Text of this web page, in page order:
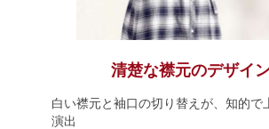
清楚な襟元のデザイ
白い襟元と袖口の切り替えが、知的で
演出